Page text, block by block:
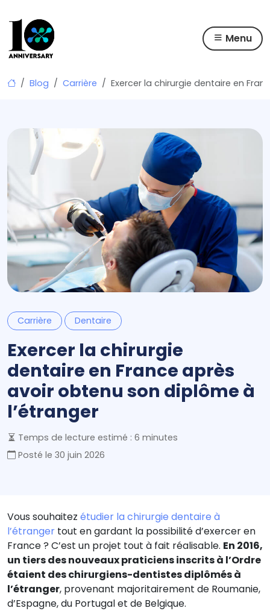
Skip
Menu
Blog Carrière Exercer la chirurgie dentaire en
Carrière Dentaire
Exercer la chirurgie
dentaire en France après
avoir obtenu son diplôme à
l’étranger
Temps de lecture estimé : 6 minutes
Posté le 30 juin 2026
Vous souhaitez étudier la chirurgie dentaire à
l’étranger tout en gardant la possibilité d’exercer en
France ? C’est un projet tout à fait réalisable. En 2016,
un tiers des nouveaux praticiens inscrits à l’Ordre
étaient des chirurgiens-dentistes diplômés à
l’étranger, provenant majoritairement de Roumanie,
d’Espagne, du Portugal et de Belgique.